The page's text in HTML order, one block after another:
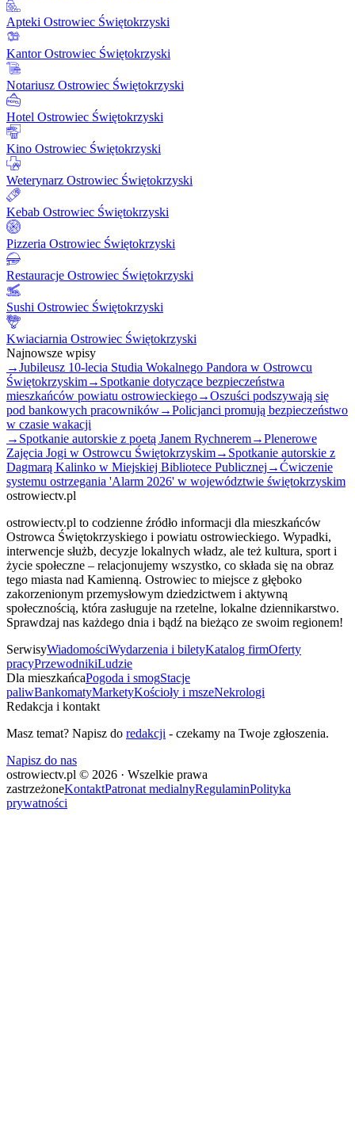
Apteki Ostrowiec Świętokrzyski
Kantor Ostrowiec Świętokrzyski
Notariusz Ostrowiec Świętokrzyski
Hotel Ostrowiec Świętokrzyski
Kino Ostrowiec Świętokrzyski
Weterynarz Ostrowiec Świętokrzyski
Kebab Ostrowiec Świętokrzyski
Pizzeria Ostrowiec Świętokrzyski
Restauracje Ostrowiec Świętokrzyski
Sushi Ostrowiec Świętokrzyski
Kwiaciarnia Ostrowiec Świętokrzyski
Najnowsze wpisy
→Jubileusz 10-lecia Studia Wokalnego Pandora w Ostrowcu
Świętokrzyskim→ Spotkanie dotyczące bezpieczeństwa
mieszkańców powiatu ostrowieckiego→Oszuści podszywają się
pod bankowych pracowników→Policjanci promują bezpieczeństwo
w czasie wakacji
→ Spotkanie autorskie z poetą Janem Rychnerem→Plenerowe
Zajęcia Jogi w Ostrowcu Świętokrzyskim→ Spotkanie autorskie z
Dagmarą Kalinko w Miejskiej Bibliotece Publicznej →Ćwiczenie
systemu ostrzegania 'Alarm 2026' w województwie świętokrzyskim
ostrowiectv.pl
ostrowiectv.pl to codzienne źródło informacji dla mieszkańców
Ostrowca Świętokrzyskiego i powiatu ostrowieckiego. Wypadki,
interwencje służb, decyzje lokalnych władz, ale też kultura, sport i
życie społeczne – relacjonujemy wszystko, co składa się na obraz
tego miasta nad Kamienną. Ostrowiec to miejsce z głęboko
zakorzenionym przemysłowym dziedzictwem i aktywną
społecznością, która zasługuje na rzetelne, lokalne dziennikarstwo.
Sprawdzaj nas każdego dnia i bądź na bieżąco ze swoim regionem!
SerwisyWiadomościWydarzenia i biletyKatalog firmOferty
pracyPrzewodnikiLudzie
Dla mieszkańcaPogoda i smogStacje
paliwBankomatyMarketyKościoły i mszeNekrologi
Redakcja i kontakt
Masz temat? Napisz do redakcji - czekamy na Twoje zgłoszenia.
Napisz do nas
ostrowiectv.pl © 2026 · Wszelkie prawa
zastrzeżoneKontaktPatronat medialnyRegulaminPolityka
prywatności